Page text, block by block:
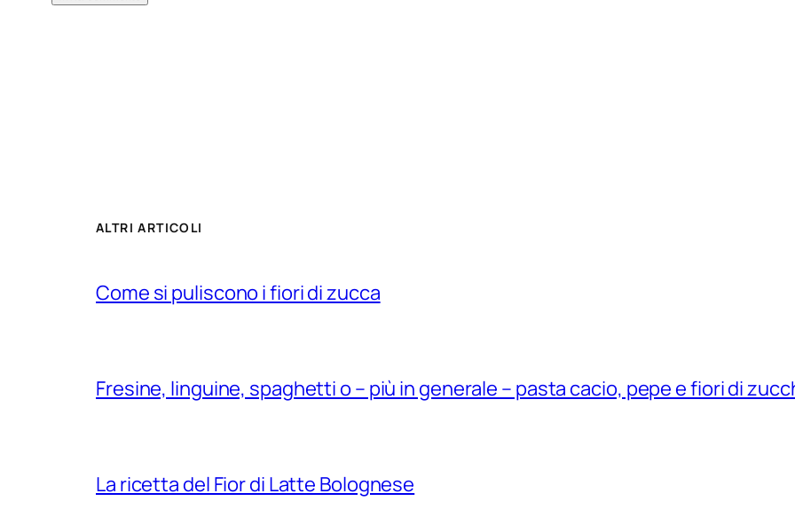
ALTRI ARTICOLI
Come si puliscono i fiori di zucca
Fresine, linguine, spaghetti o – più in generale – pasta cacio, pepe e fiori di
La ricetta del Fior di Latte Bolognese